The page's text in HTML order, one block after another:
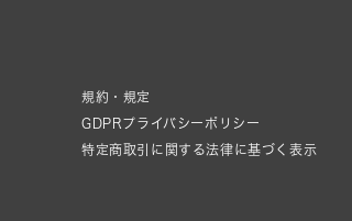
規約・規定
GDPRプライバシーポリシー
特定商取引に関する法律に基づく表示